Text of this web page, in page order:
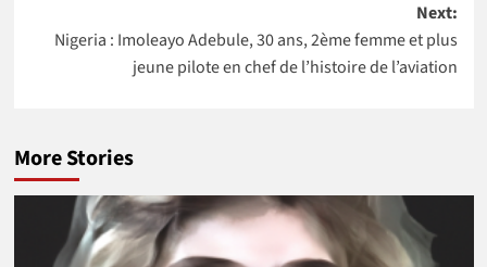
Next:
Nigeria : Imoleayo Adebule, 30 ans, 2ème femme et plus
jeune pilote en chef de l’histoire de l’aviation
More Stories